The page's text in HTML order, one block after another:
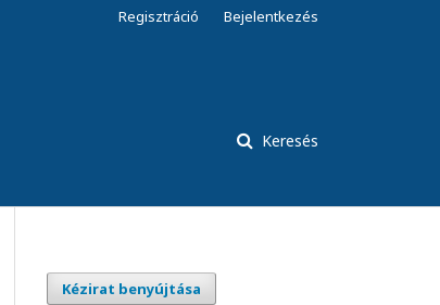
Keresés
Regisztráció Bejelentkezés
Kézirat benyújtása